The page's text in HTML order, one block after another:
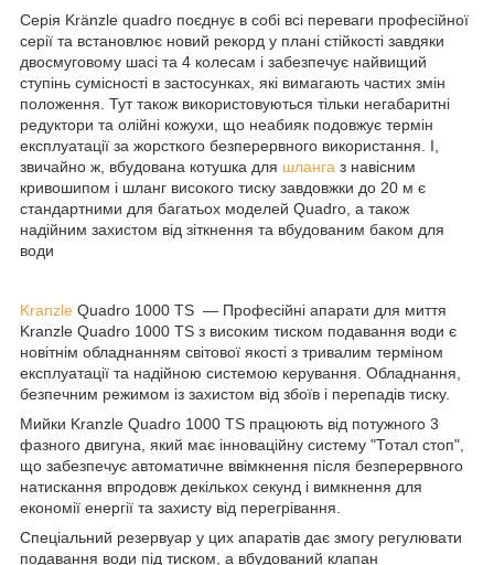
Серія Kränzle quadro поєднує в собі всі переваги професійної
серії та встановлює новий рекорд у плані стійкості завдяки
двосмуговому шасі та 4 колесам і забезпечує найвищий
ступінь сумісності в застосунках, які вимагають частих змін
положення. Тут також використовуються тільки негабаритні
редуктори та олійні кожухи, що неабияк подовжує термін
експлуатації за жорсткого безперервного використання. І,
звичайно ж, вбудована котушка для шланга з навісним
кривошипом і шланг високого тиску завдовжки до 20 м є
стандартними для багатьох моделей Quadro, а також
надійним захистом від зіткнення та вбудованим баком для
води
Kranzle Quadro 1000 TS — Професійні апарати для миття
Kranzle Quadro 1000 TS з високим тиском подавання води є
новітнім обладнанням світової якості з тривалим терміном
експлуатації та надійною системою керування. Обладнання,
безпечним режимом із захистом від збоїв і перепадів тиску.
Мийки Kranzle Quadro 1000 TS працюють від потужного 3
фазного двигуна, який має інноваційну систему "Тотал стоп",
що забезпечує автоматичне ввімкнення після безперервного
натискання впродовж декількох секунд і вимкнення для
економії енергії та захисту від перегрівання.
Спеціальний резервуар у цих апаратів дає змогу регулювати
подавання води під тиском, а вбудований клапан